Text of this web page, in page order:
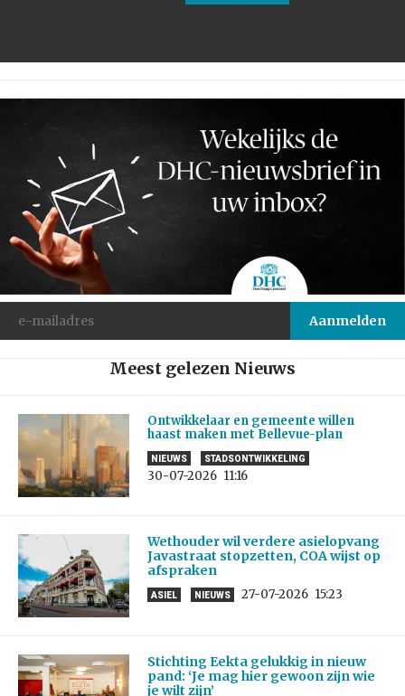
Meest gelezen Nieuws
Ontwikkelaar en gemeente willen
haast maken met Bellevue-plan
NIEUWS STADSONTWIKKELING
30-07-2026 11:16
Wethouder wil verdere asielopvang
Javastraat stopzetten, COA wijst op
afspraken
ASIEL NIEUWS 27-07-2026 15:23
Stichting Eekta gelukkig in nieuw
pand: ‘Je mag hier gewoon zijn wie
je wilt zijn’